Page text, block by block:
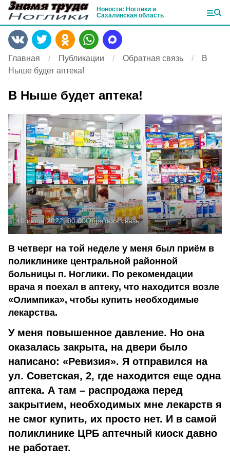
Новости: Ноглики и
Сахалинская область
Главная Публикации Обратная связь
В
Ныше будет аптека!
В Ныше будет аптека!
10 июля 2022, 00:00Обратная связь
В четверг на той неделе у меня был приём в
поликлинике центральной районной
больницы п. Ноглики. По рекомендации
врача я поехал в аптеку, что находится возле
«Олимпика», чтобы купить необходимые
лекарства.
У меня повышенное давление. Но она
оказалась закрыта, на двери было
написано: «Ревизия». Я отправился на
ул. Советская, 2, где находится еще одна
аптека. А там – распродажа перед
закрытием, необходимых мне лекарств я
не смог купить, их просто нет. И в самой
поликлинике ЦРБ аптечный киоск давно
не работает.